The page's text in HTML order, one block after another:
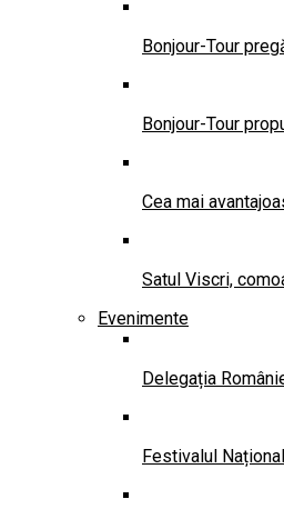
Bonjour-Tour
Bonjour-Tour
Cea mai
Satul Viscri,
Evenimente
Delegația
Festivalul